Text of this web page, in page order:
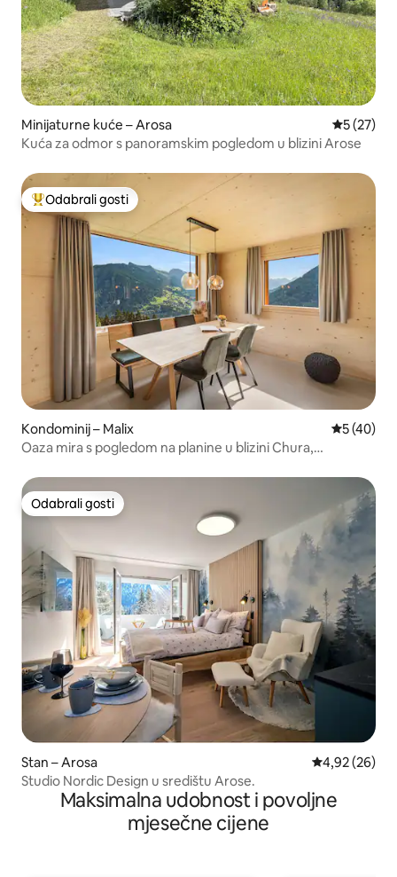
Minijaturne kuće – Arosa Prosječna
5 (27)
Kuća za odmor s panoramskim pogledom u blizini Arose
Među najviše rangiranima s oznakom „Odabrali gosti”
Odabrali gosti
Kondominij – Malix Prosječna
5 (40)
Oaza mira s pogledom na planine u blizini Chura,
Odabrali gosti
Odabrali gosti
Stan – Arosa Prosječna
4,92 (26)
Studio Nordic Design u središtu Arose.
Maksimalna udobnost i povoljne
mjesečne cijene